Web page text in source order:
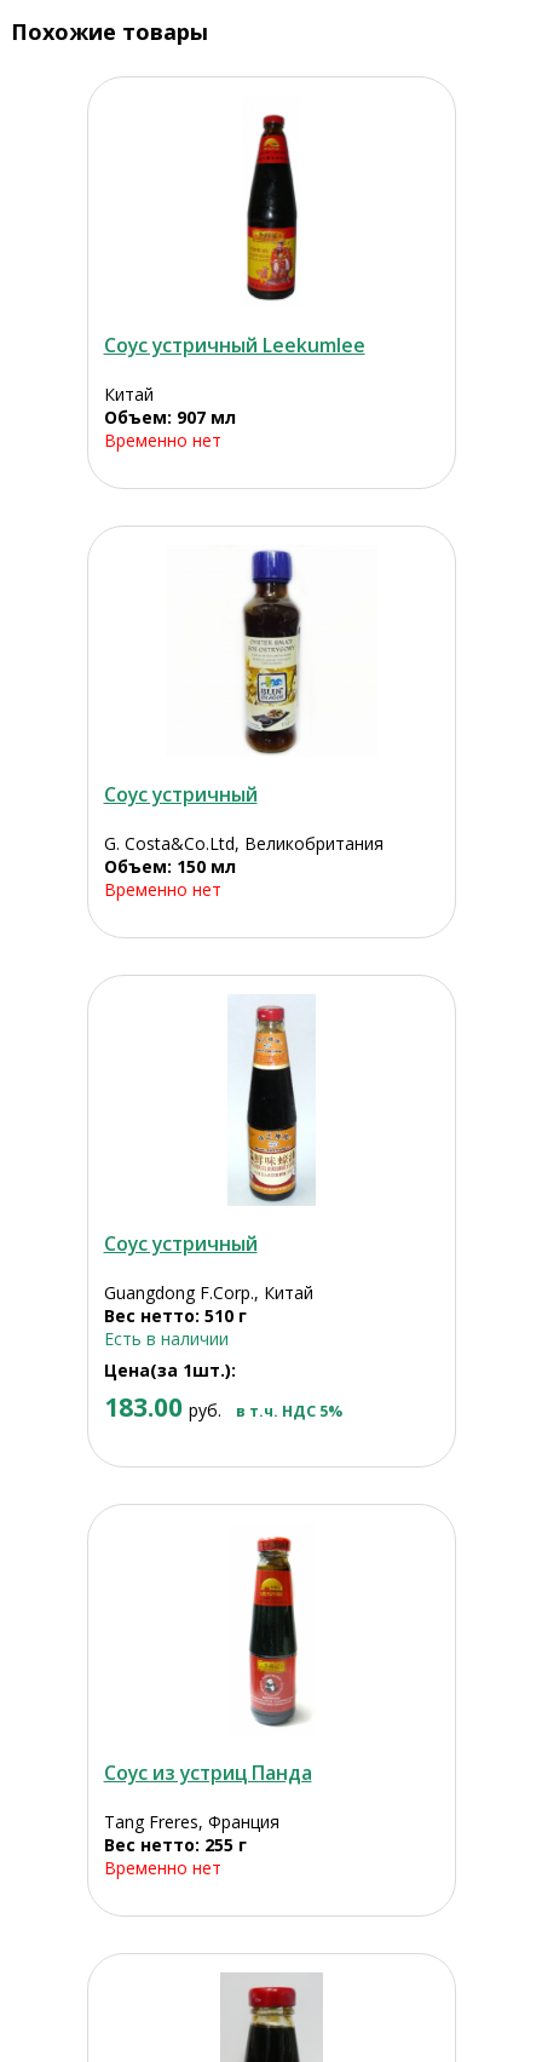
Похожие товары
Соус устричный Leekumlee
Китай
Объем: 907 мл
Временно нет
Соус устричный
G. Costa&Co.Ltd, Великобритания
Объем: 150 мл
Временно нет
Соус устричный
Guangdong F.Corp., Китай
Вес нетто: 510 г
Есть в наличии
Цена(за 1шт.):
183.00 руб. в т.ч. НДС 5%
Соус из устриц Панда
Tang Freres, Франция
Вес нетто: 255 г
Временно нет